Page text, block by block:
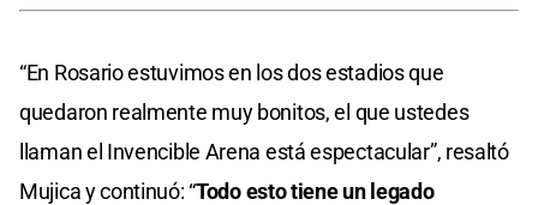
“En Rosario estuvimos en los dos estadios que
quedaron realmente muy bonitos, el que ustedes
llaman el Invencible Arena está espectacular”, resaltó
Mujica y continuó: “Todo esto tiene un legado